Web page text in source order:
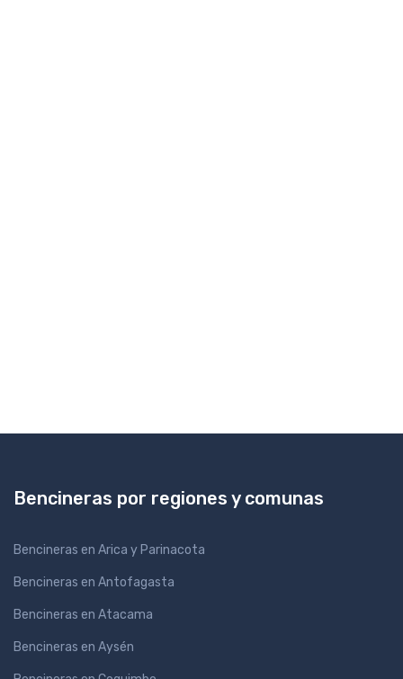
Bencineras por regiones y comunas
Bencineras en Arica y Parinacota
Bencineras en Antofagasta
Bencineras en Atacama
Bencineras en Aysén